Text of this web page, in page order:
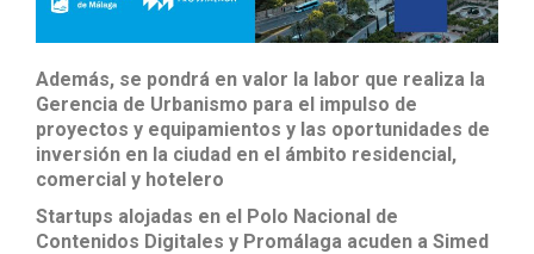
Además, se pondrá en valor la labor que realiza la
Gerencia de Urbanismo para el impulso de
proyectos y equipamientos y las oportunidades de
inversión en la ciudad en el ámbito residencial,
comercial y hotelero
Startups alojadas en el Polo Nacional de
Contenidos Digitales y Promálaga acuden a Simed